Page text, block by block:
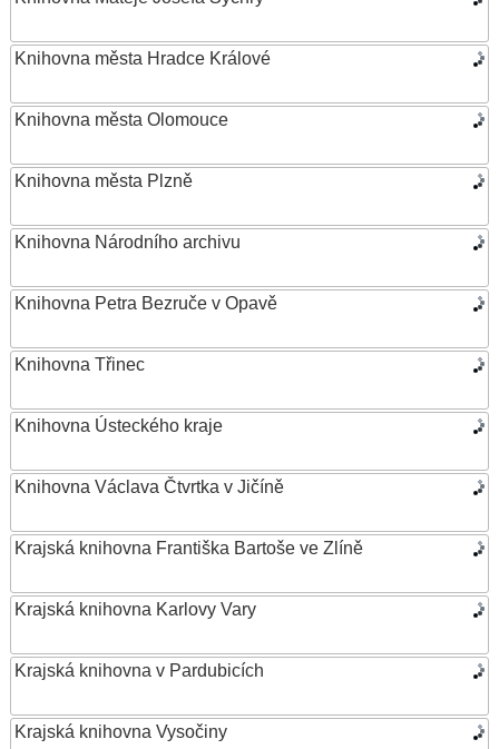
Knihovna města Hradce Králové
Knihovna města Olomouce
Knihovna města Plzně
Knihovna Národního archivu
Knihovna Petra Bezruče v Opavě
Knihovna Třinec
Knihovna Ústeckého kraje
Knihovna Václava Čtvrtka v Jičíně
Krajská knihovna Františka Bartoše ve Zlíně
Krajská knihovna Karlovy Vary
Krajská knihovna v Pardubicích
Krajská knihovna Vysočiny